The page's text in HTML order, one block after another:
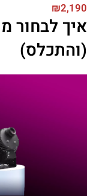
₪2,190
איך לבחור
(והתכלס)